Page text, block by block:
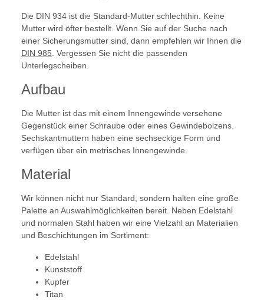
Die DIN 934 ist die Standard-Mutter schlechthin. Keine
Mutter wird öfter bestellt. Wenn Sie auf der Suche nach
einer Sicherungsmutter sind, dann empfehlen wir Ihnen die
DIN 985 . Vergessen Sie nicht die passenden
Unterlegscheiben.
Aufbau
Die Mutter ist das mit einem Innengewinde versehene
Gegenstück einer Schraube oder eines Gewindebolzens.
Sechskantmuttern haben eine sechseckige Form und
verfügen über ein metrisches Innengewinde.
Material
Wir können nicht nur Standard, sondern halten eine große
Palette an Auswahlmöglichkeiten bereit. Neben Edelstahl
und normalen Stahl haben wir eine Vielzahl an Materialien
und Beschichtungen im Sortiment:
Edelstahl
Kunststoff
Kupfer
Titan